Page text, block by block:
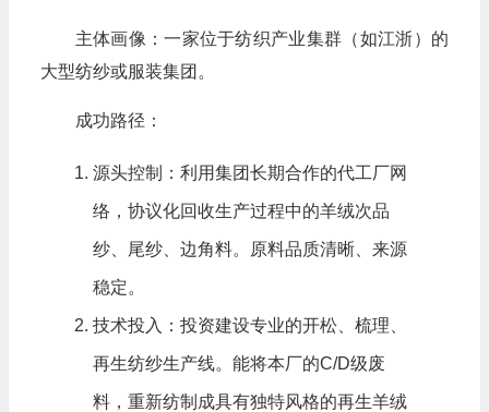
主体画像：一家位于纺织产业集群（如江浙）的
大型纺纱或服装集团。
成功路径：
源头控制：利用集团长期合作的代工厂网
络，协议化回收生产过程中的羊绒次品
纱、尾纱、边角料。原料品质清晰、来源
稳定。
技术投入：投资建设专业的开松、梳理、
再生纺纱生产线。能将本厂的C/D级废
料，重新纺制成具有独特风格的再生羊绒